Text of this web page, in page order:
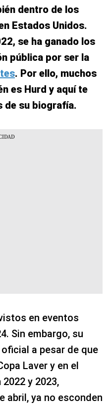
dentro de los
Estados Unidos.
se ha ganado los
pública por ser la
. Por ello, muchos
es Hurd y aquí te
de su biografía.
en eventos
Sin embargo, su
a pesar de que
Laver y en el
y 2023,
abril, ya no esconden